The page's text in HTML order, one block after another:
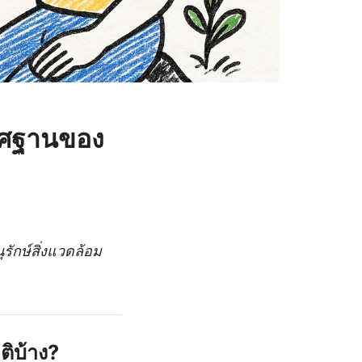
ฐานของ
รักษ์สิ่งแวดล้อม
บ้าง?